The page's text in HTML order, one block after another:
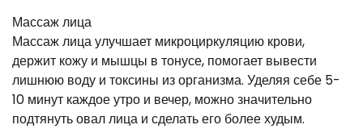
Массаж лица
Массаж лица улучшает микроциркуляцию крови,
держит кожу и мышцы в тонусе, помогает вывести
лишнюю воду и токсины из организма. Уделяя себе 5-
10 минут каждое утро и вечер, можно значительно
подтянуть овал лица и сделать его более худым.